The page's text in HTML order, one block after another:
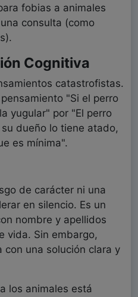
fobias a animales
consulta (como
Cognitiva
catastrofistas.
"Si el perro
yugular" por "El perro
dueño lo tiene atado,
es mínima".
de carácter ni una
en silencio. Es un
nombre y apellidos
vida. Sin embargo,
una solución clara y
los animales está